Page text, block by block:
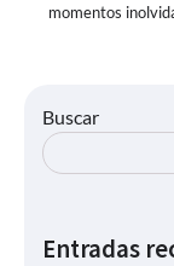
momentos
Buscar
Entradas